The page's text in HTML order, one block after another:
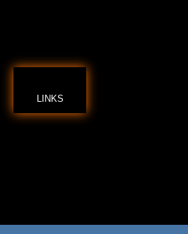
LINKS